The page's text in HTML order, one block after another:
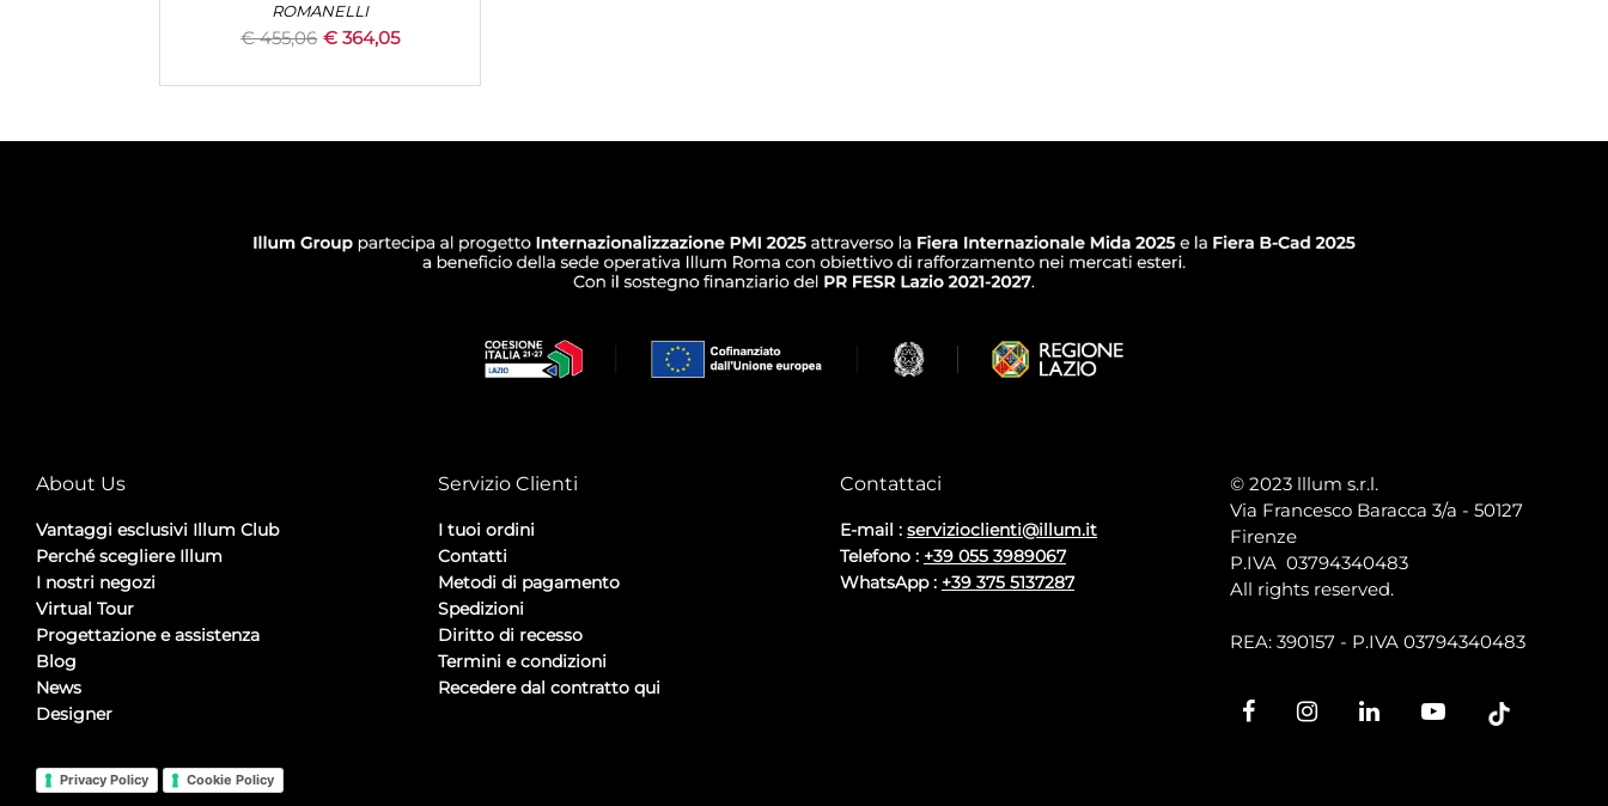
Quantità
AGGIUNGI
ROMANELLI
€ 455,06 € 364,05
About Us
Vantaggi esclusivi Illum Club
Perché scegliere Illum
I nostri negozi
Virtual Tour
Progettazione e assistenza
Blog
News
Designer
Privacy Policy Cookie Policy
Servizio Clienti
I tuoi ordini
Contatti
Metodi di pagamento
Spedizioni
Diritto di recesso
Termini e condizioni
Recedere dal contratto qui
Contattaci
E-mail : servizioclienti@illum.it
Telefono : +39 055 3989067
WhatsApp : +39 375 5137287
© 2023 lllum s.r.l.
Via Francesco Baracca 3/a - 50127
Firenze
P.IVA 03794340483
All rights reserved.
REA: 390157 - P.IVA 03794340483